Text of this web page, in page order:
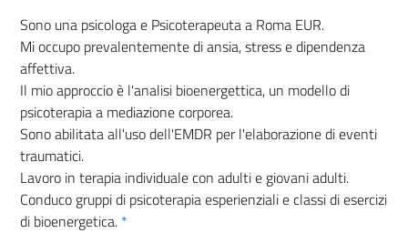
Sono una psicologa e Psicoterapeuta a Roma EUR.
Mi occupo prevalentemente di ansia, stress e dipendenza
affettiva.
Il mio approccio è l'analisi bioenergettica, un modello di
psicoterapia a mediazione corporea.
Sono abilitata all'uso dell'EMDR per l'elaborazione di eventi
traumatici.
Lavoro in terapia individuale con adulti e giovani adulti.
Conduco gruppi di psicoterapia esperienziali e classi di esercizi
di bioenergetica. *